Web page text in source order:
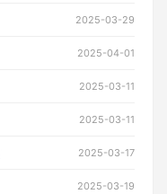
2025-03-29
2025-04-01
2025-03-11
2025-03-11
2025-03-17
2025-03-19